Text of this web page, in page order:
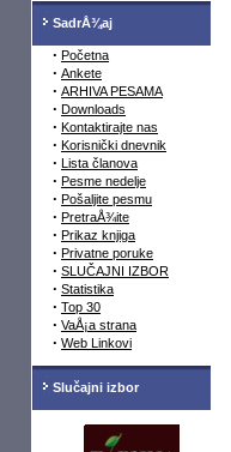
SadrÅ¾aj
· Početna
· Ankete
· ARHIVA PESAMA
· Downloads
· Kontaktirajte nas
· Korisnički dnevnik
· Lista članova
· Pesme nedelje
· Pošaljite pesmu
· PretraÅ¾ite
· Prikaz knjiga
· Privatne poruke
· SLUČAJNI IZBOR
· Statistika
· Top 30
· VaÅ¡a strana
· Web Linkovi
Slučajni izbor